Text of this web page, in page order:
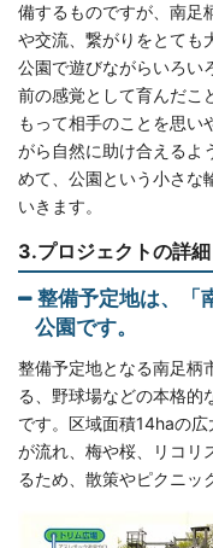
備するものですが、南足
や交流、繋がりをとても
公園で遊びながらいろい
前の感覚として育んだこ
もって相手のことを思い
がら自然に助け合えるよ
めて、公園という小さな
いきます。
3.プロジェクトの詳細
整備予定地は、
公園です。
整備予定地となる南足柄
る、野球場などの本格的
です。区域面積14haの
が流れ、梅や桜、リコリ
るため、散策やピクニッ